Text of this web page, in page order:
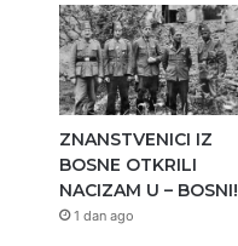
ZNANSTVENICI IZ
BOSNE OTKRILI
NACIZAM U – BOSNI!
1 dan ago